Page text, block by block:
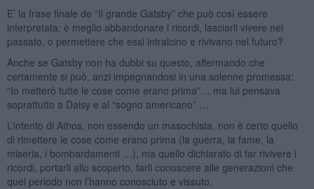
E’ la frase finale de “Il grande Gatsby” che può così essere
interpretata: è meglio abbandonare i ricordi, lasciarli vivere nel
passato, o permettere che essi intralcino e rivivano nel futuro?
Anche se Gatsby non ha dubbi su questo, affermando che
certamente si può, anzi impegnandosi in una solenne promessa:
“Io metterò tutte le cose come erano prima”… ma lui pensava
soprattutto a Daisy e al “sogno americano” …
L’intento di Athos, non essendo un masochista, non è certo quello
di rimettere le cose come erano prima (la guerra, la fame, la
miseria, i bombardamenti …), ma quello dichiarato di far rivivere i
ricordi, portarli allo scoperto, farli conoscere alle generazioni che
quel periodo non l’hanno conosciuto e vissuto.